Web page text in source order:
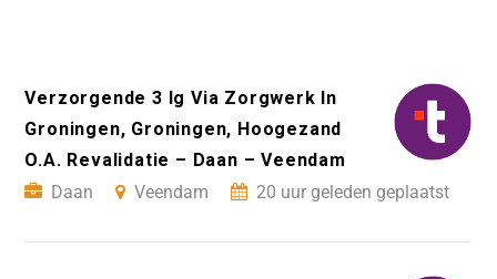
Verzorgende 3 Ig Via Zorgwerk In
Groningen, Groningen, Hoogezand
O.A. Revalidatie – Daan – Veendam
Daan
Veendam 20 uur geleden geplaatst